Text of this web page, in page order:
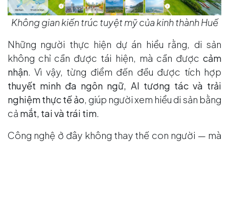
Không gian kiến trúc tuyệt mỹ của kinh thành Huế
Những người thực hiện dự án hiểu rằng, di sản
không chỉ cần được tái hiện, mà cần được cảm
nhận. Vì vậy, từng điểm đến đều được tích hợp
thuyết minh đa ngôn ngữ, AI tương tác và trải
nghiệm thực tế ảo, giúp người xem hiểu di sản bằng
cả mắt, tai và trái tim.
Công nghệ ở đây không thay thế con người — mà